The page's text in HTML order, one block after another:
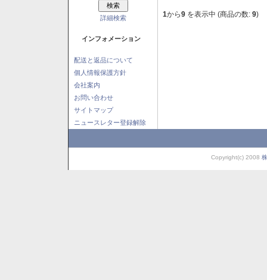
詳細検索
インフォメーション
配送と返品について
個人情報保護方針
会社案内
お問い合わせ
サイトマップ
ニュースレター登録解除
1から9 を表示中 (商品の数: 9)
Copyright(c) 2008